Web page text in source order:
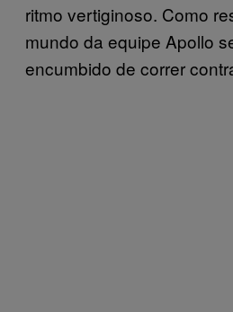
ritmo vertiginoso. Como
mundo da equipe Apollo
encumbido de correr